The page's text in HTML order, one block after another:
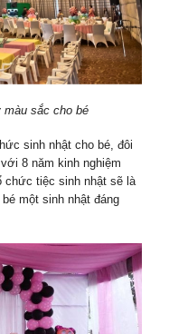
màu sắc cho bé
sinh nhật cho bé, đôi
8 năm kinh nghiệm
tiệc sinh nhật sẽ là
một sinh nhật đáng